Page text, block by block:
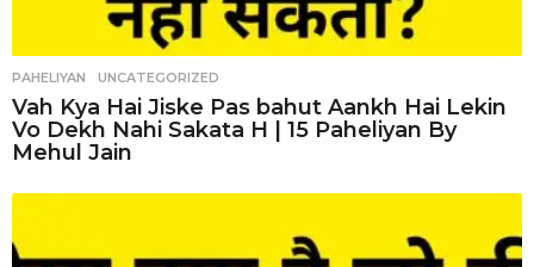
PAHELIYAN ,UNCATEGORIZED
Vah Kya Hai Jiske Pas bahut Aankh Hai Lekin
Vo Dekh Nahi Sakata H | 15 Paheliyan By
Mehul Jain